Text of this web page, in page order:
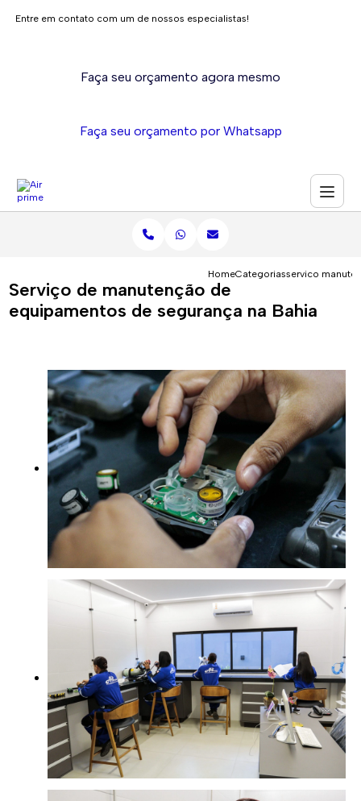
Entre em contato com um de nossos especialistas!
Faça seu orçamento agora mesmo
Faça seu orçamento por Whatsapp
HomeCategoriasservico
Serviço de manutenção de
equipamentos de segurança na Bahia